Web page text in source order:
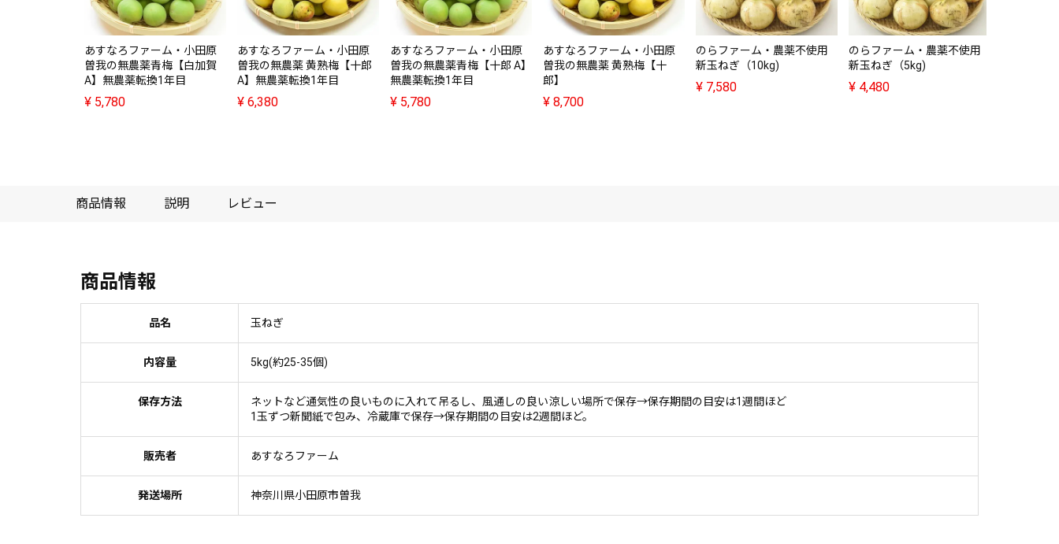
あすなろファーム・小田原
曽我の無農薬青梅【白加賀
A】無農薬転換1年目
¥ 5,780
あすなろファーム・小田原
曽我の無農薬 黄熟梅【十郎
A】無農薬転換1年目
¥ 6,380
あすなろファーム・小田原
曽我の無農薬青梅【十郎 A】
無農薬転換1年目
¥ 5,780
あすなろファーム・小田原
曽我の無農薬 黄熟梅【十
郎】
¥ 8,700
のらファーム・農薬不使用
新玉ねぎ（10kg)
¥ 7,580
のらファーム・農薬不使用
新玉ねぎ（5kg)
¥ 4,480
商品情報 説明 レビュー
商品情報
品名 玉ねぎ
内容量 5kg(約25-35個)
保存方法
ネットなど通気性の良いものに入れて吊るし、風通しの良い涼しい場所で保存→保存期間の目安は1週間ほど
1玉ずつ新聞紙で包み、冷蔵庫で保存→保存期間の目安は2週間ほど。
販売者 あすなろファーム
発送場所 神奈川県小田原市曽我